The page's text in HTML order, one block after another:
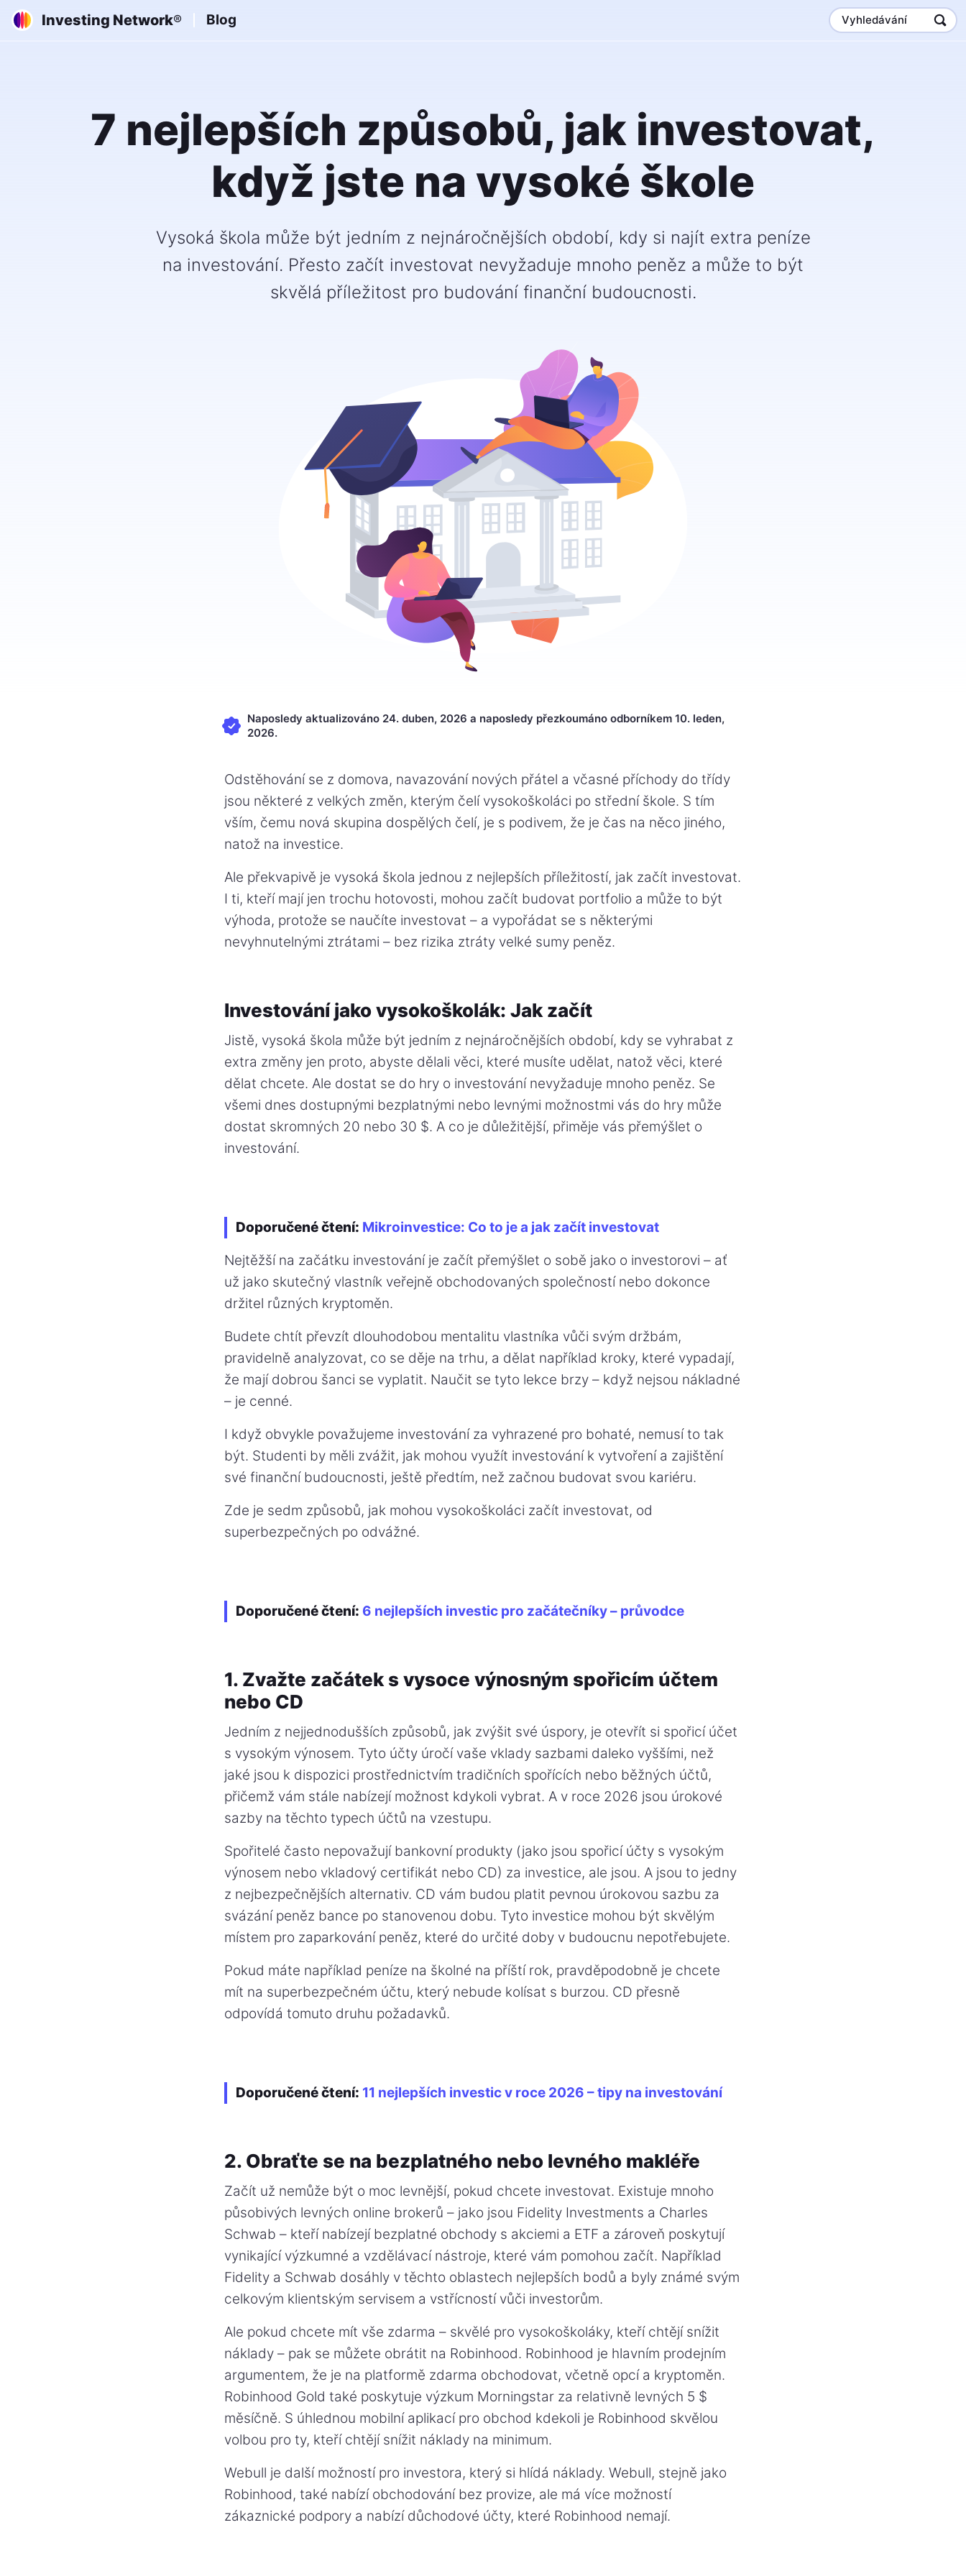
Investing Network® Blog Vyhledávání
7 nejlepších způsobů, jak investovat,
když jste na vysoké škole
Vysoká škola může být jedním z nejnáročnějších období, kdy si najít extra peníze
na investování. Přesto začít investovat nevyžaduje mnoho peněz a může to být
skvělá příležitost pro budování finanční budoucnosti.
Naposledy aktualizováno 24. duben, 2026 a naposledy přezkoumáno odborníkem 10. leden,
2026.
Odstěhování se z domova, navazování nových přátel a včasné příchody do třídy
jsou některé z velkých změn, kterým čelí vysokoškoláci po střední škole. S tím
vším, čemu nová skupina dospělých čelí, je s podivem, že je čas na něco jiného,
natož na investice.
Ale překvapivě je vysoká škola jednou z nejlepších příležitostí, jak začít investovat.
I ti, kteří mají jen trochu hotovosti, mohou začít budovat portfolio a může to být
výhoda, protože se naučíte investovat – a vypořádat se s některými
nevyhnutelnými ztrátami – bez rizika ztráty velké sumy peněz.
Investování jako vysokoškolák: Jak začít
Jistě, vysoká škola může být jedním z nejnáročnějších období, kdy se vyhrabat z
extra změny jen proto, abyste dělali věci, které musíte udělat, natož věci, které
dělat chcete. Ale dostat se do hry o investování nevyžaduje mnoho peněz. Se
všemi dnes dostupnými bezplatnými nebo levnými možnostmi vás do hry může
dostat skromných 20 nebo 30 $. A co je důležitější, přiměje vás přemýšlet o
investování.
Doporučené čtení: Mikroinvestice: Co to je a jak začít investovat
Nejtěžší na začátku investování je začít přemýšlet o sobě jako o investorovi – ať
už jako skutečný vlastník veřejně obchodovaných společností nebo dokonce
držitel různých kryptoměn.
Budete chtít převzít dlouhodobou mentalitu vlastníka vůči svým držbám,
pravidelně analyzovat, co se děje na trhu, a dělat například kroky, které vypadají,
že mají dobrou šanci se vyplatit. Naučit se tyto lekce brzy – když nejsou nákladné
– je cenné.
I když obvykle považujeme investování za vyhrazené pro bohaté, nemusí to tak
být. Studenti by měli zvážit, jak mohou využít investování k vytvoření a zajištění
své finanční budoucnosti, ještě předtím, než začnou budovat svou kariéru.
Zde je sedm způsobů, jak mohou vysokoškoláci začít investovat, od
superbezpečných po odvážné.
Doporučené čtení: 6 nejlepších investic pro začátečníky – průvodce
1. Zvažte začátek s vysoce výnosným spořicím účtem
nebo CD
Jedním z nejjednodušších způsobů, jak zvýšit své úspory, je otevřít si spořicí účet
s vysokým výnosem. Tyto účty úročí vaše vklady sazbami daleko vyššími, než
jaké jsou k dispozici prostřednictvím tradičních spořících nebo běžných účtů,
přičemž vám stále nabízejí možnost kdykoli vybrat. A v roce 2026 jsou úrokové
sazby na těchto typech účtů na vzestupu.
Spořitelé často nepovažují bankovní produkty (jako jsou spořicí účty s vysokým
výnosem nebo vkladový certifikát nebo CD) za investice, ale jsou. A jsou to jedny
z nejbezpečnějších alternativ. CD vám budou platit pevnou úrokovou sazbu za
svázání peněz bance po stanovenou dobu. Tyto investice mohou být skvělým
místem pro zaparkování peněz, které do určité doby v budoucnu nepotřebujete.
Pokud máte například peníze na školné na příští rok, pravděpodobně je chcete
mít na superbezpečném účtu, který nebude kolísat s burzou. CD přesně
odpovídá tomuto druhu požadavků.
Doporučené čtení: 11 nejlepších investic v roce 2026 – tipy na investování
2. Obraťte se na bezplatného nebo levného makléře
Začít už nemůže být o moc levnější, pokud chcete investovat. Existuje mnoho
působivých levných online brokerů – jako jsou Fidelity Investments a Charles
Schwab – kteří nabízejí bezplatné obchody s akciemi a ETF a zároveň poskytují
vynikající výzkumné a vzdělávací nástroje, které vám pomohou začít. Například
Fidelity a Schwab dosáhly v těchto oblastech nejlepších bodů a byly známé svým
celkovým klientským servisem a vstřícností vůči investorům.
Ale pokud chcete mít vše zdarma – skvělé pro vysokoškoláky, kteří chtějí snížit
náklady – pak se můžete obrátit na Robinhood. Robinhood je hlavním prodejním
argumentem, že je na platformě zdarma obchodovat, včetně opcí a kryptoměn.
Robinhood Gold také poskytuje výzkum Morningstar za relativně levných 5 $
měsíčně. S úhlednou mobilní aplikací pro obchod kdekoli je Robinhood skvělou
volbou pro ty, kteří chtějí snížit náklady na minimum.
Webull je další možností pro investora, který si hlídá náklady. Webull, stejně jako
Robinhood, také nabízí obchodování bez provize, ale má více možností
zákaznické podpory a nabízí důchodové účty, které Robinhood nemají.